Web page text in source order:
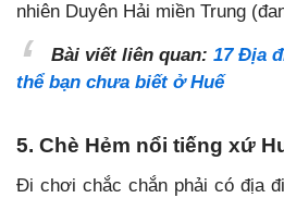
nhiên Duyên Hải miền Trung
Bài viết liên quan: 17 Địa
thể bạn chưa biết ở Huế
5. Chè Hẻm nổi tiếng xứ
Đi chơi chắc chắn phải có địa